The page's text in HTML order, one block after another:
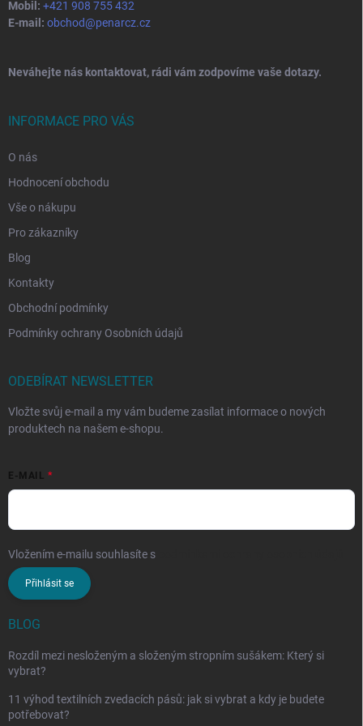
Mobil: +421 908 755 432
E-mail: obchod@penarcz.cz
Neváhejte nás kontaktovat, rádi vám zodpovíme vaše dotazy.
INFORMACE PRO VÁS
O nás
Hodnocení obchodu
Vše o nákupu
Pro zákazníky
Blog
Kontakty
Obchodní podmínky
Podmínky ochrany Osobních údajů
ODEBÍRAT NEWSLETTER
Vložte svůj e-mail a my vám budeme zasílat informace o nových
produktech na našem e-shopu.
E-MAIL
Vložením e-mailu souhlasíte s
Přihlásit se
BLOG
Rozdíl mezi nesloženým a složeným stropním sušákem: Který si
vybrat?
11 výhod textilních zvedacích pásů: jak si vybrat a kdy je budete
potřebovat?